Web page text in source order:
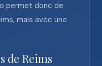
permet donc de
mais avec une
de Reims